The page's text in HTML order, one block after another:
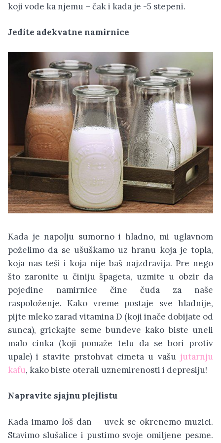
koji vode ka njemu – čak i kada je -5 stepeni.
Jedite adekvatne namirnice
Kada je napolju sumorno i hladno, mi uglavnom
poželimo da se ušuškamo uz hranu koja je topla,
koja nas teši i koja nije baš najzdravija. Pre nego
što zaronite u činiju špageta, uzmite u obzir da
pojedine namirnice čine čuda za naše
raspoloženje. Kako vreme postaje sve hladnije,
pijte mleko zarad vitamina D (koji inače dobijate od
sunca), grickajte seme bundeve kako biste uneli
malo cinka (koji pomaže telu da se bori protiv
upale) i stavite prstohvat cimeta u vašu jutarnju
kafu, kako biste oterali uznemirenosti i depresiju!
Napravite sjajnu plejlistu
Kada imamo loš dan – uvek se okrenemo muzici.
Stavimo slušalice i pustimo svoje omiljene pesme.